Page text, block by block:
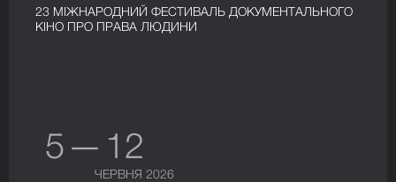
23 МІЖНАРОДНИЙ ФЕСТИВАЛЬ ДОКУМЕНТАЛЬНОГО
КІНО ПРО ПРАВА ЛЮДИНИ
5 — 12
ЧЕРВНЯ 2026